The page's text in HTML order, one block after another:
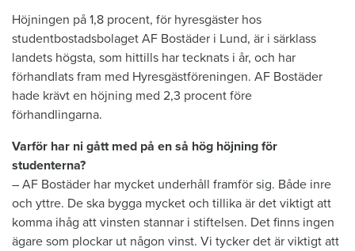
Höjningen på 1,8 procent, för hyresgäster hos
studentbostadsbolaget AF Bostäder i Lund, är i särklass
landets högsta, som hittills har tecknats i år, och har
förhandlats fram med Hyresgästföreningen. AF Bostäder
hade krävt en höjning med 2,3 procent före
förhandlingarna.
Varför har ni gått med på en så hög höjning för
studenterna?
– AF Bostäder har mycket underhåll framför sig. Både inre
och yttre. De ska bygga mycket och tillika är det viktigt att
komma ihåg att vinsten stannar i stiftelsen. Det finns ingen
ägare som plockar ut någon vinst. Vi tycker det är viktigt att